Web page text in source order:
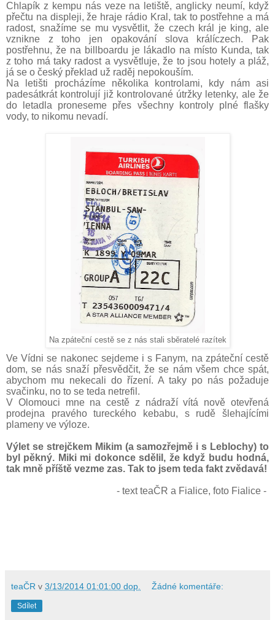
Chlapík z kempu nás veze na letiště, anglicky neumí, když
přečtu na displeji, že hraje rádio Kral, tak to postřehne a má
radost, snažíme se mu vysvětlit, že czech král je king, ale
vznikne z toho jen opakování slova králíczech. Pak
postřehnu, že na billboardu je lákadlo na místo Kunda, tak
z toho má taky radost a vysvětluje, že to jsou hotely a pláž,
já se o český překlad už raděj nepokouším.
Na letišti procházíme několika kontrolami, kdy nám asi
padesátkrát kontrolují již kontrolované útržky letenky, ale že
do letadla proneseme přes všechny kontroly plné flašky
vody, to nikomu nevadí.
Na zpáteční cestě se z nás stali sběratelé razítek
Ve Vídni se nakonec sejdeme i s Fanym, na zpáteční cestě
dom, se nás snaží přesvědčit, že se nám všem chce spát,
abychom mu nekecali do řízení. A taky po nás požaduje
svačinku, no to se teda netrefil.
V Olomouci mne na cestě z nádraží vítá nově otevřená
prodejna pravého tureckého kebabu, s rudě šlehajícími
plameny ve výloze.
Výlet se strejčkem Mikim (a samozřejmě i s Leblochy) to
byl pěkný. Miki mi dokonce sdělil, že když budu hodná,
tak mně příště vezme zas. Tak to jsem teda fakt zvědavá!
- text teaČR a Fialice, foto Fialice -
teaČR v 3/13/2014 01:01:00 dop. Žádné komentáře:
Sdílet